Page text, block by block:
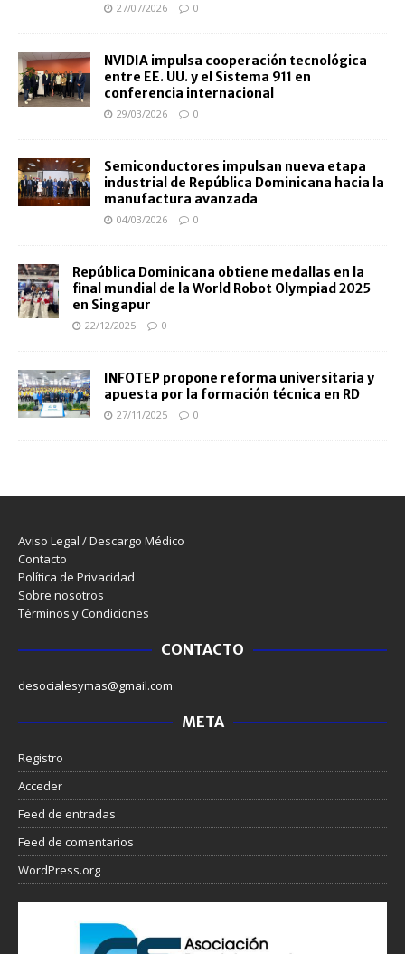
27/07/2026 0
NVIDIA impulsa cooperación tecnológica
entre EE. UU. y el Sistema 911 en
conferencia internacional
29/03/2026 0
Semiconductores impulsan nueva etapa
industrial de República Dominicana hacia la
manufactura avanzada
04/03/2026 0
República Dominicana obtiene medallas en la
final mundial de la World Robot Olympiad 2025
en Singapur
22/12/2025 0
INFOTEP propone reforma universitaria y
apuesta por la formación técnica en RD
27/11/2025 0
Aviso Legal / Descargo Médico
Contacto
Política de Privacidad
Sobre nosotros
Términos y Condiciones
CONTACTO
desocialesymas@gmail.com
META
Registro
Acceder
Feed de entradas
Feed de comentarios
WordPress.org